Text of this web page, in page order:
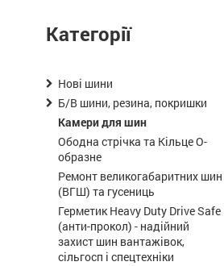
Категорії
Нові шини
Б/В шини, резина, покришки
Камери для шин
Ободна стрічка та Кільце О-
образне
Ремонт великогабаритних шин
(ВГШ) та гусениць
Герметик Heavy Duty Drive Safe
(анти-прокол) - надійний
захист шин вантажівок,
сільгосп і спецтехніки